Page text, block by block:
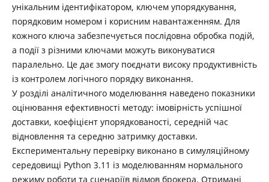
унікальним ідентифікатором, ключем упорядкування,
порядковим номером і корисним навантаженням. Для
кожного ключа забезпечується послідовна обробка подій,
а події з різними ключами можуть виконуватися
паралельно. Це дає змогу поєднати високу продуктивність
із контролем логічного порядку виконання.
У розділі аналітичного моделювання наведено показники
оцінювання ефективності методу: імовірність успішної
доставки, коефіцієнт упорядкованості, середній час
відновлення та середню затримку доставки.
Експериментальну перевірку виконано в симуляційному
середовищі Python 3.11 із моделюванням нормального
режиму роботи та сценаріїв відмов брокера. Отримані